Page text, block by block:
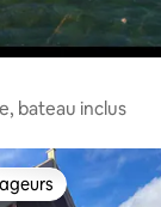
bateau inclus
les plus